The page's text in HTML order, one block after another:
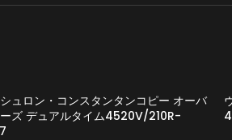
ュロン・コンスタンタンコピー オーバ
ズ デュアルタイム4520V/210R-